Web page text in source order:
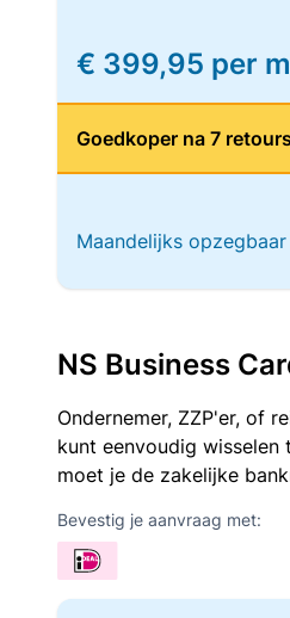
€ 399,95 per
Goedkoper na 7
Maandelijks opzegbaar
NS Business
Ondernemer, ZZP'er, of
kunt eenvoudig wisselen
moet je de zakelijke
Bevestig je aanvraag met: